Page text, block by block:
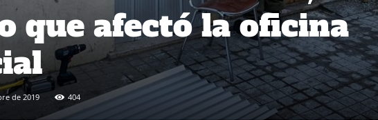
que afectó la oficina
de 2019 404